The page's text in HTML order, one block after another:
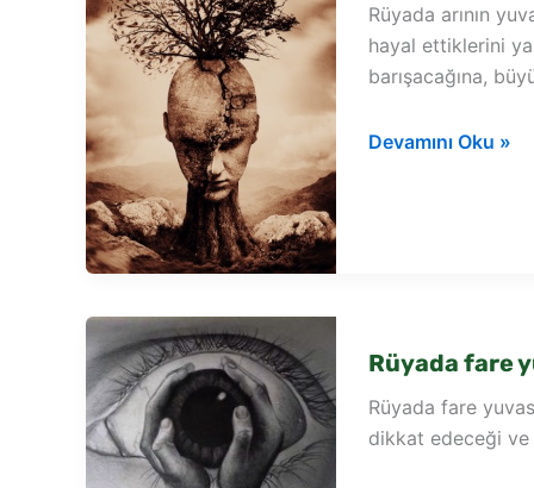
Rüyada arının
hayal ettiklerini
barışacağına,
Rüyada
Devamını Oku »
Rüyada fare
Rüyada fare
dikkat edeceği ve